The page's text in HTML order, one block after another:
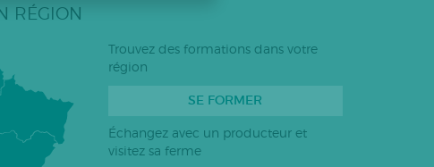
RÉGION
Trouvez des formations dans votre
région
SE FORMER
Échangez avec un producteur et
visitez sa ferme